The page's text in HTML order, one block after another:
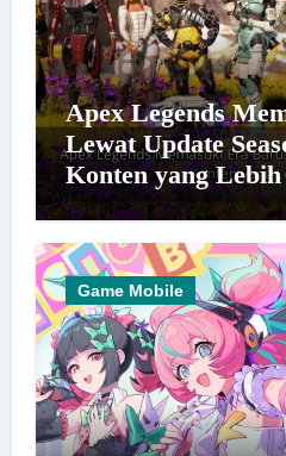
Apex Legends
Lewat Update
Konten yang Lebih
Game Mobile